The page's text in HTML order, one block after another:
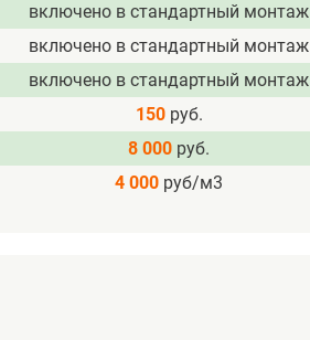
включено в стандартный монтаж
включено в стандартный монтаж
включено в стандартный монтаж
150руб.
8 000 руб.
4 000 руб/м3